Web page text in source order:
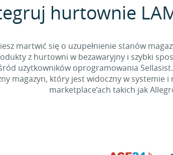
hurtownie
martwić się o uzupełnienie stanów
z hurtowni w bezawaryjny i szybki
użytkowników oprogramowania
magazyn, który jest widoczny w systemie
marketplace’ach takich jak